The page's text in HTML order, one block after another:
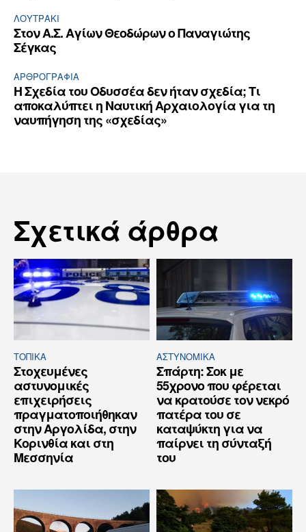
ΛΟΥΤΡΆΚΙ
Στον Α.Σ. Αγίων Θεοδώρων ο Παναγιώτης
Σέγκας
ΑΡΘPΟΓΡΑΦΙΑ
Η Σχεδία του Οδυσσέα δεν ήταν σχεδία; Τι
αποκαλύπτει η Ναυτική Αρχαιολογία για τη
ναυπήγηση της «σχεδίας»
Σχετικά άρθρα
ΤΟΠΙΚΑ
Στοχευμένες
αστυνομικές
επιχειρήσεις
πραγματοποιήθηκαν
στην Αργολίδα, στην
Κορινθία και στη
Μεσσηνία
ΑΣΤΥΝΟΜΙΚΆ
Σπάρτη: Σοκ με
55χρονο που φέρεται
να κρατούσε τον νεκρό
πατέρα του σε
καταψύκτη για να
παίρνει τη σύνταξή
του